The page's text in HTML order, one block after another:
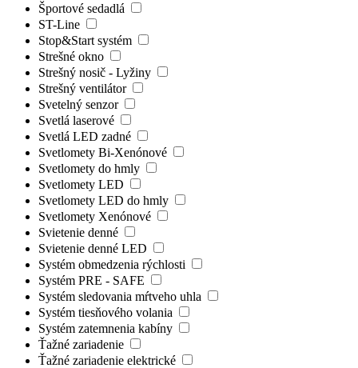
Športové sedadlá
ST-Line
Stop&Start systém
Strešné okno
Strešný nosič - Lyžiny
Strešný ventilátor
Svetelný senzor
Svetlá laserové
Svetlá LED zadné
Svetlomety Bi-Xenónové
Svetlomety do hmly
Svetlomety LED
Svetlomety LED do hmly
Svetlomety Xenónové
Svietenie denné
Svietenie denné LED
Systém obmedzenia rýchlosti
Systém PRE - SAFE
Systém sledovania mŕtveho uhla
Systém tiesňového volania
Systém zatemnenia kabíny
Ťažné zariadenie
Ťažné zariadenie elektrické